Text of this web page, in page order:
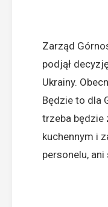
Zarząd
podjął
Ukrainy.
Będzie to dla
trzeba będzie
kuchennym i
personelu,